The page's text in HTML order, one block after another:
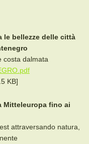
le bellezze delle città
costa dalmata
KB]
Mitteleuropa fino ai
attraversando natura,